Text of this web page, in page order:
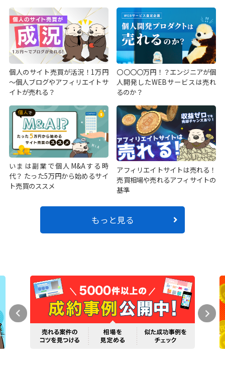
個人のサイト売買が活況！1万円
～個人ブログやアフィリエイトサ
イトが売れる？
〇〇〇〇万円！？エンジニアが個
人開発したWEBサービスは売れ
るのか？
いまは副業で個人M&Aする時
代？ たった5万円から始めるサイ
ト売買のススメ
アフィリエイトサイトは売れる！
売買相場や売れるアフィサイトの
基準
もっと見る